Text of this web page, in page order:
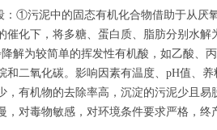
：①污泥中的固态有机化合物借助于从厌
催化下，将多糖、蛋白质、脂肪分别水
解为较简单的挥发性有机酸，如乙酸、
和二氧化碳。影响因素有温度、pH值、
，有机物的去除率高，沉淀的污泥少且
，对毒物敏感，对环境条件要求严格，